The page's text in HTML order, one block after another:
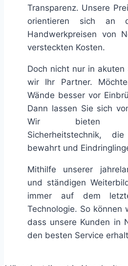
Transparenz. Unsere
orientieren sich an
Handwerkpreisen von
versteckten Kosten.
Doch nicht nur in akuten
wir Ihr Partner.
Wände besser vor
Dann lassen Sie sich
Wir bieten
Sicherheitstechnik,
bewahrt und
Mithilfe unserer
und ständigen
immer auf dem
Technologie. So können
dass unsere Kunden in
den besten Service